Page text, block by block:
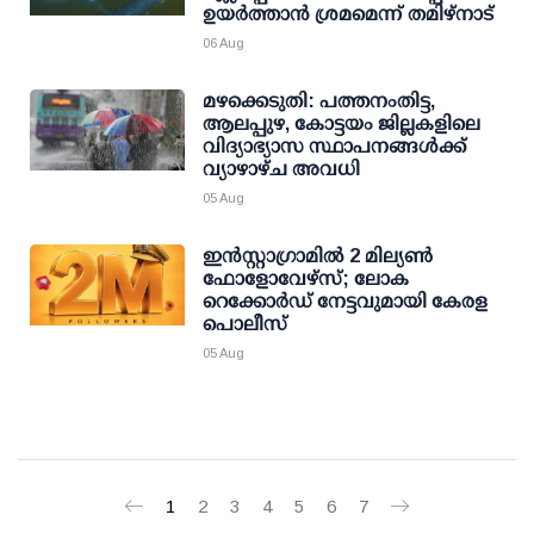
ഉയര്‍ത്താന്‍ ശ്രമമെന്ന് തമിഴ്നാട്
06 Aug
മഴക്കെടുതി: പത്തനംതിട്ട,
ആലപ്പുഴ, കോട്ടയം ജില്ലകളിലെ
വിദ്യാഭ്യാസ സ്ഥാപനങ്ങള്‍ക്ക്
വ്യാഴാഴ്ച അവധി
05 Aug
ഇന്‍സ്റ്റാഗ്രാമില്‍ 2 മില്യണ്‍
ഫോളോവേഴ്സ്; ലോക
റെക്കോര്‍ഡ് നേട്ടവുമായി കേരള
പൊലീസ്
05 Aug
1 2 3 4 5 6 7